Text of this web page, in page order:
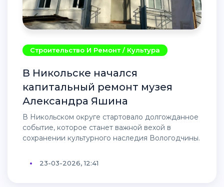
Строительство И Ремонт / Культура
В Никольске начался
капитальный ремонт музея
Александра Яшина
В Никольском округе стартовало долгожданное
событие, которое станет важной вехой в
сохранении культурного наследия Вологодчины.
23-03-2026, 12:41